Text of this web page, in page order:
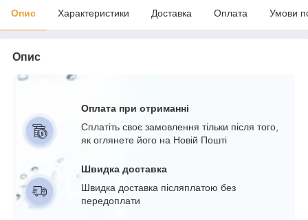
Опис Характеристики Доставка Оплата Умови
Опис
Оплата при отриманні
Сплатіть своє замовлення тільки після того,
як оглянете його на Новій Пошті
Швидка доставка
Швидка доставка післяплатою без
передоплати